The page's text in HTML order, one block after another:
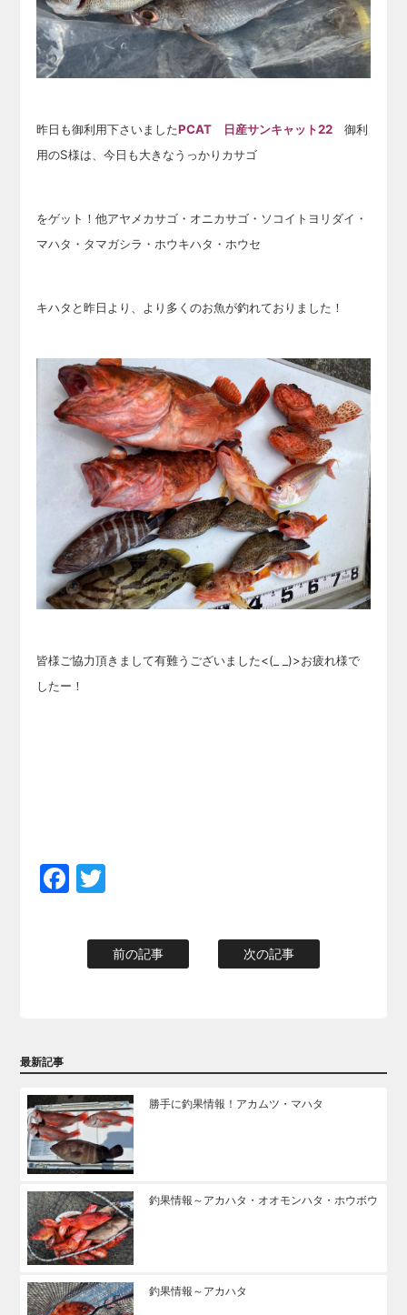
昨日も御利用下さいましたPCAT 日産サンキャット22 御利
用のS様は、今日も大きなうっかりカサゴ
をゲット！他アヤメカサゴ・オニカサゴ・ソコイトヨリダイ・
マハタ・タマガシラ・ホウキハタ・ホウセ
キハタと昨日より、より多くのお魚が釣れておりました！
皆様ご協力頂きまして有難うございました<(_ _)>お疲れ様で
したー！
Facebook
前の記事 次の記事
最新記事
勝手に釣果情報！アカムツ・マハタ
釣果情報～アカハタ・オオモンハタ・ホウボウ
釣果情報～アカハタ